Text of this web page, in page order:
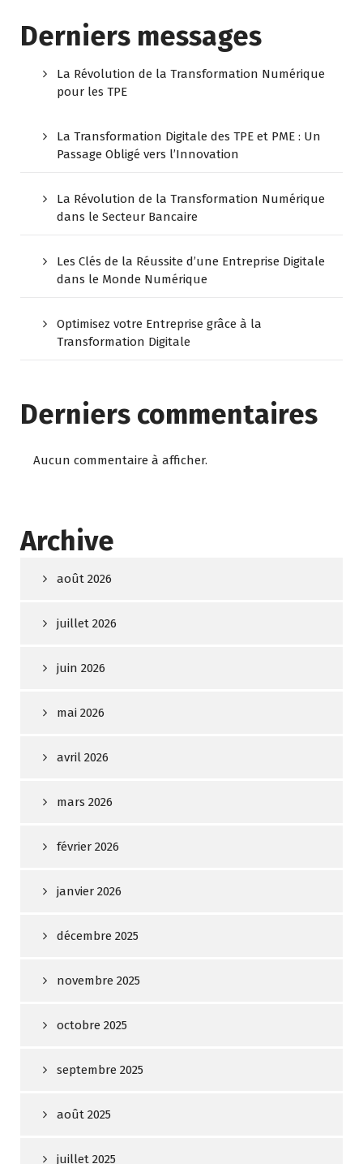
Derniers messages
La Révolution de la Transformation Numérique
pour les TPE
La Transformation Digitale des TPE et PME : Un
Passage Obligé vers l’Innovation
La Révolution de la Transformation Numérique
dans le Secteur Bancaire
Les Clés de la Réussite d’une Entreprise Digitale
dans le Monde Numérique
Optimisez votre Entreprise grâce à la
Transformation Digitale
Derniers commentaires
Aucun commentaire à afficher.
Archive
août 2026
juillet 2026
juin 2026
mai 2026
avril 2026
mars 2026
février 2026
janvier 2026
décembre 2025
novembre 2025
octobre 2025
septembre 2025
août 2025
juillet 2025